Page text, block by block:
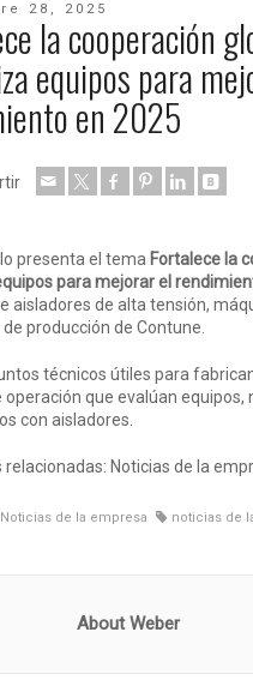
28, 2025
la cooperación
equipos para
en 2025
presenta el tema Fortalece la
para mejorar el
aisladores de alta tensión,
producción de Contune.
técnicos útiles para
operación que evalúan equipos,
con aisladores.
relacionadas: Noticias de la
Noticias de la empresa noticias de
About Weber